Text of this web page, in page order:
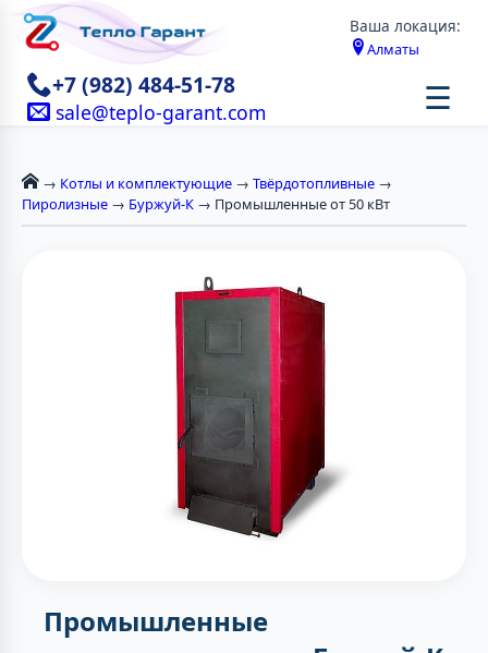
Ваша локация:
Алматы
+7 (982) 484-51-78
sale@teplo-garant.com ☰
→ Котлы и комплектующие → Твёрдотопливные →
Пиролизные → Буржуй-К → Промышленные от 50 кВт
Промышленные